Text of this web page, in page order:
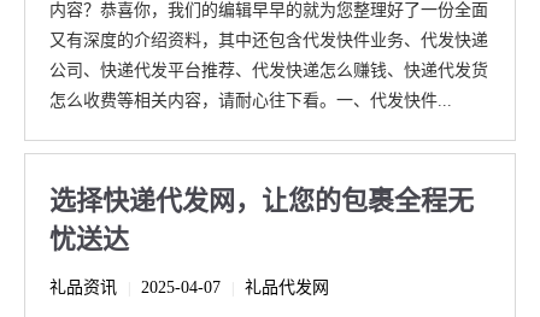
内容？恭喜你，我们的编辑早早的就为您整理好了一份全面
又有深度的介绍资料，其中还包含代发快件业务、代发快递
公司、快递代发平台推荐、代发快递怎么赚钱、快递代发货
怎么收费等相关内容，请耐心往下看。一、代发快件...
选择快递代发网，让您的包裹全程无
忧送达
礼品资讯 2025-04-07 礼品代发网